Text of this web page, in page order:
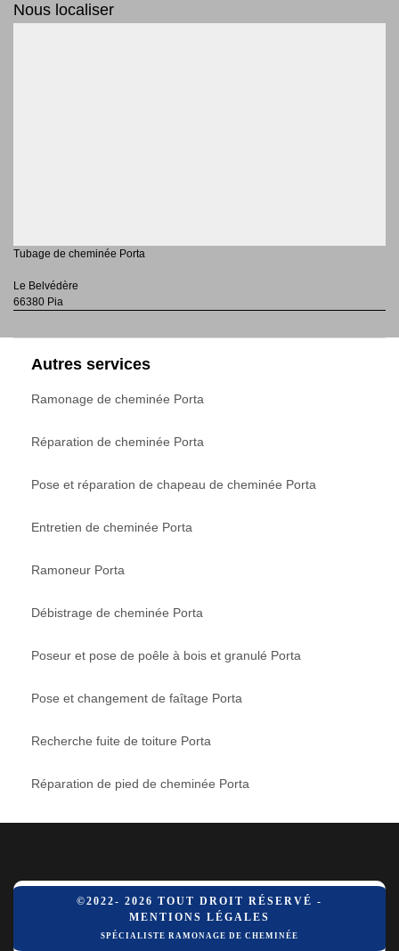
Nous localiser
Tubage de cheminée Porta
Le Belvédère
66380 Pia
Autres services
Ramonage de cheminée Porta
Réparation de cheminée Porta
Pose et réparation de chapeau de cheminée Porta
Entretien de cheminée Porta
Ramoneur Porta
Débistrage de cheminée Porta
Poseur et pose de poêle à bois et granulé Porta
Pose et changement de faîtage Porta
Recherche fuite de toiture Porta
Réparation de pied de cheminée Porta
©2022- 2026 TOUT DROIT RÉSERVÉ -
MENTIONS LÉGALES
SPÉCIALISTE RAMONAGE DE CHEMINÉE